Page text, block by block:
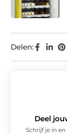
Delen:
Deel
Schrijf je in